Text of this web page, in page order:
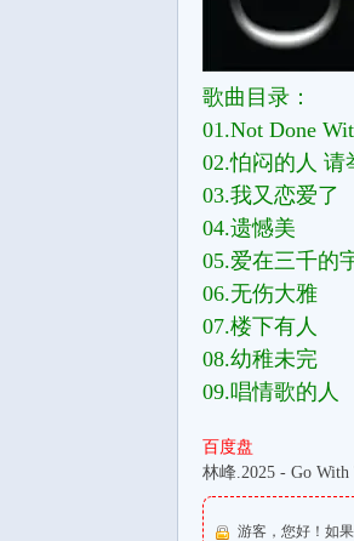
歌曲目录：
01.Not Done
02.怕闷的人 请
03.我又恋爱了
04.遗憾美
05.爱在三千的
06.无伤大雅
07.楼下有人
08.幼稚未完
09.唱情歌的人
百度盘
林峰.2025 - Go
游客，您好！如